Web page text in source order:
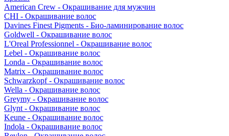
American Crew - Окрашивание для мужчин
CHI - Окрашивание волос
Davines Finest Pigments - Био-ламинирование волос
Goldwell - Окрашивание волос
L'Oreal Professionnel - Окрашивание волос
Lebel - Окрашивание волос
Londa - Окрашивание волос
Matrix - Окрашивание волос
Schwarzkopf - Окрашивание волос
Wella - Окрашивание волос
Greymy - Окрашивание волос
Glynt - Окрашивание волос
Keune - Окрашивание волос
Indola - Окрашивание волос